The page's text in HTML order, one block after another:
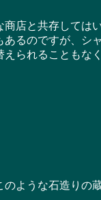
店と共存しては
るのですが、シ
られることもな
ような石造りの